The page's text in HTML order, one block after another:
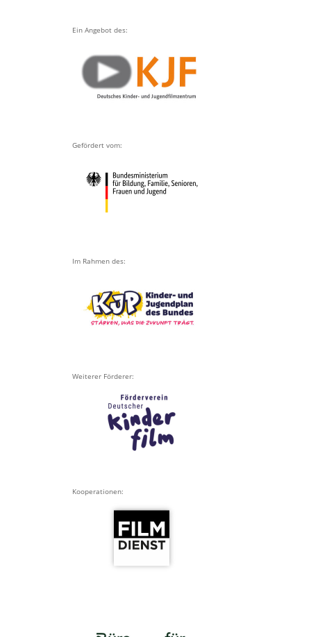
Ein Angebot des:
Gefördert vom:
Im Rahmen des:
Weiterer Förderer:
Kooperationen: